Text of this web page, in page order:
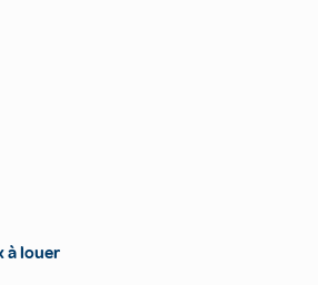
à louer